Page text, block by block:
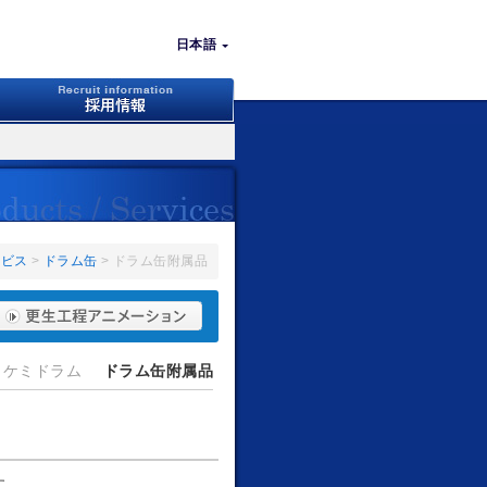
日本語
ス > ドラム缶 > ドラム缶附属品
ケミドラム ドラム缶附属品